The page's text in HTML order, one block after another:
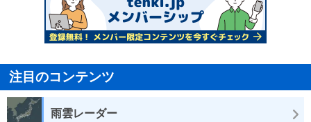
注目のコンテンツ
雨雲レーダー